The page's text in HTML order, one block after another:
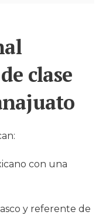
clase
con una
y referente de